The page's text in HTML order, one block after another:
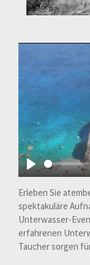
P
l
a
y
Erleben Sie
spektakuläre
Unterwasser-
erfahrenen
Taucher sorgen